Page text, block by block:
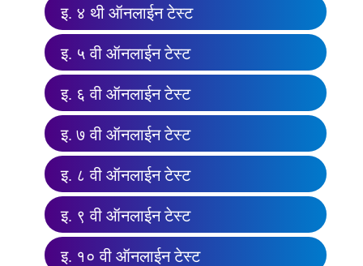
इ. ४ थी ऑनलाईन टेस्ट
इ. ५ वी ऑनलाईन टेस्ट
इ. ६ वी ऑनलाईन टेस्ट
इ. ७ वी ऑनलाईन टेस्ट
इ. ८ वी ऑनलाईन टेस्ट
इ. ९ वी ऑनलाईन टेस्ट
इ. १० वी ऑनलाईन टेस्ट